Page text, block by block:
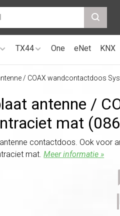
TX44 One eNet KNX
/ COAX wandcontactdoos
antenne /
mat
contactdoos. Ook voor
mat.Meer informatie »